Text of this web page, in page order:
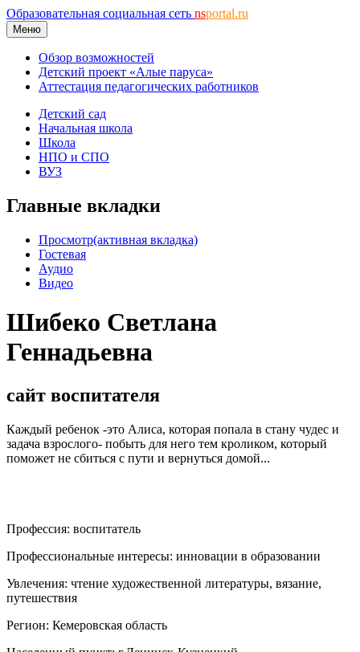
Образовательная социальная сеть nsportal.ru
Меню
Обзор возможностей
Детский проект «Алые паруса»
Аттестация педагогических работников
Детский сад
Начальная школа
Школа
НПО и СПО
ВУЗ
Главные вкладки
Просмотр(активная вкладка)
Гостевая
Аудио
Видео
Шибеко Светлана
Геннадьевна
сайт воспитателя
Каждый ребенок -это Алиса, которая попала в стану чудес и
задача взрослого- побыть для него тем кроликом, который
поможет не сбиться с пути и вернуться домой...
Профессия: воспитатель
Профессиональные интересы: инновации в образовании
Увлечения: чтение художественной литературы, вязание,
путешествия
Регион: Кемеровская область